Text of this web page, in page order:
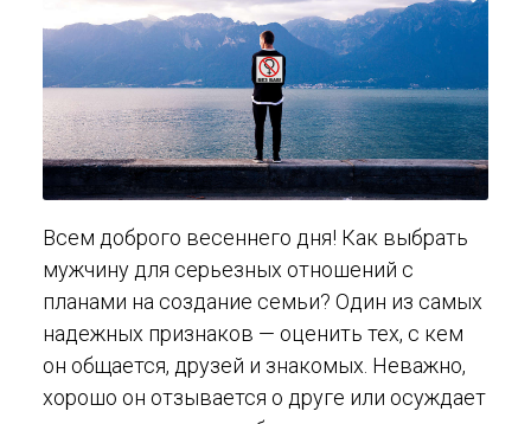
Всем доброго весеннего дня! Как выбрать
мужчину для серьезных отношений с
планами на создание семьи? Один из самых
надежных признаков — оценить тех, с кем
он общается, друзей и знакомых. Неважно,
хорошо он отзывается о друге или осуждает